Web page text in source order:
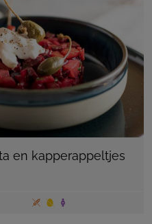
en kapperappeltjes